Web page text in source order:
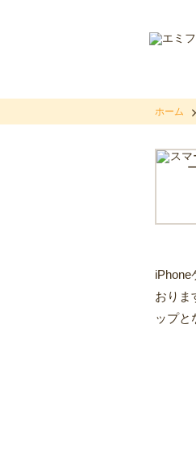
ホーム
iPhone
おりま
ップと